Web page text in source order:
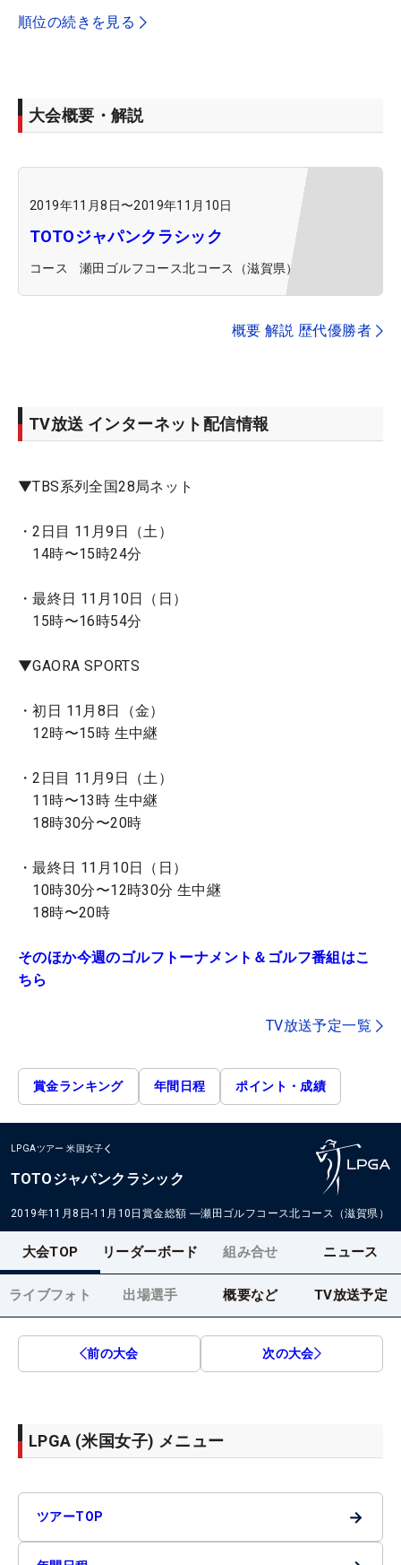
順位の続きを見る
大会概要・解説
2019年11月8日〜2019年11月10日
TOTOジャパンクラシック
コース 瀬田ゴルフコース北コース（滋賀県）
概要 解説 歴代優勝者
TV放送 インターネット配信情報
▼TBS系列全国28局ネット
・2日目 11月9日（土）
14時〜15時24分
・最終日 11月10日（日）
15時〜16時54分
▼GAORA SPORTS
・初日 11月8日（金）
12時〜15時 生中継
・2日目 11月9日（土）
11時〜13時 生中継
18時30分〜20時
・最終日 11月10日（日）
10時30分〜12時30分 生中継
18時〜20時
そのほか今週のゴルフトーナメント＆ゴルフ番組はこ
ちら
TV放送予定一覧
賞金ランキング 年間日程 ポイント・成績
LPGAツアー 米国女子
TOTOジャパンクラシック
2019年11月8日-11月10日 賞金総額 ―瀬田ゴルフコース北コース（滋賀県）
大会TOP リーダーボード 組み合せ ニュース
ライブフォト 出場選手 概要など TV放送予定
前の大会 次の大会
LPGA (米国女子) メニュー
ツアーTOP →